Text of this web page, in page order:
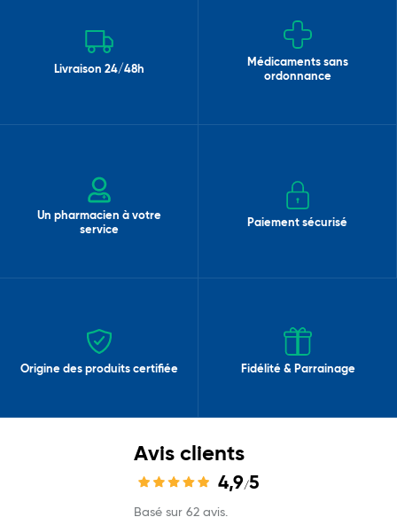
Livraison 24/48h
Médicaments sans
ordonnance
Un pharmacien à votre
service
Paiement sécurisé
Origine des produits certifiée Fidélité & Parrainage
Avis clients
4,9/5
Basé sur 62 avis.